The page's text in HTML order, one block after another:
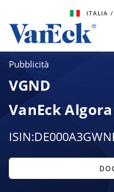
ITALIA/
Pubblicità
VGND
VanEck
ISIN: